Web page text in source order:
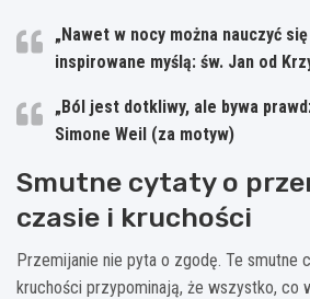
„Nawet w nocy można nauczyć
inspirowane myślą: św. Jan od
„Ból jest dotkliwy, ale bywa
Simone Weil (za motyw)
Smutne cytaty o
czasie i kruchości
Przemijanie nie pyta o zgodę. Te smutne
kruchości przypominają, że wszystko, co